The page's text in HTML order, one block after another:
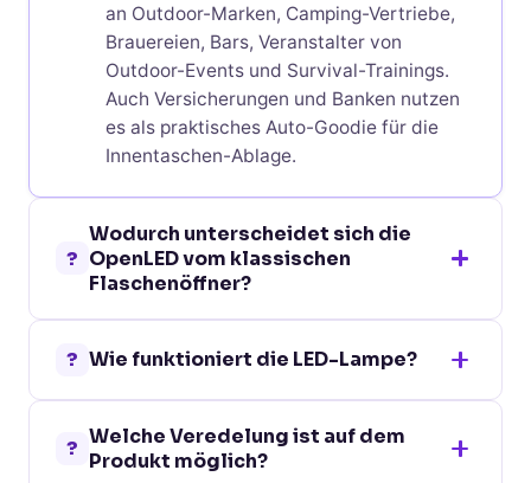
an Outdoor-Marken, Camping-Vertriebe,
Brauereien, Bars, Veranstalter von
Outdoor-Events und Survival-Trainings.
Auch Versicherungen und Banken nutzen
es als praktisches Auto-Goodie für die
Innentaschen-Ablage.
?
Wodurch unterscheidet sich die
OpenLED vom klassischen
Flaschenöffner?
wie dem OpenUp integriert die OpenLED
Anwendungen macht. Beide Funktionen
sind unabhängig nutzbar. Lasergravur-
? Wie funktioniert die LED-Lampe?
ist mit einer Knopfzelle ausgestattet, die
im Lieferumfang enthalten ist. Die
? Welche Veredelung ist auf dem
Produkt möglich?